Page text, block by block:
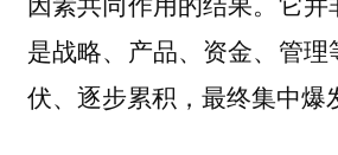
是战略、产品、资金、管
伏、逐步累积，最终集中爆